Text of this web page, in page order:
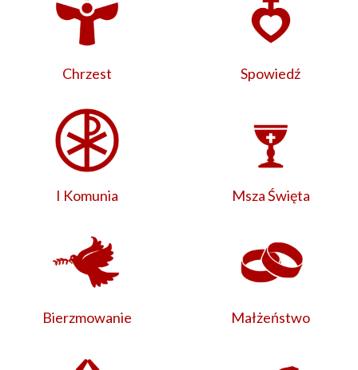
Chrzest Spowiedź
I Komunia Msza Święta
Bierzmowanie Małżeństwo